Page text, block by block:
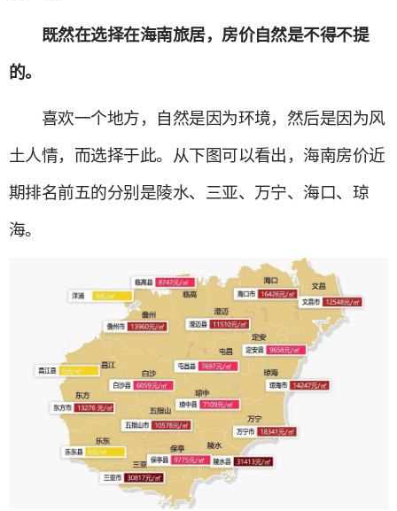
既然在选择在海南旅居，房价自然是不得不提
的。
喜欢一个地方，自然是因为环境，然后是因为风
土人情，而选择于此。从下图可以看出，海南房价近
期排名前五的分别是陵水、三亚、万宁、海口、琼
海。